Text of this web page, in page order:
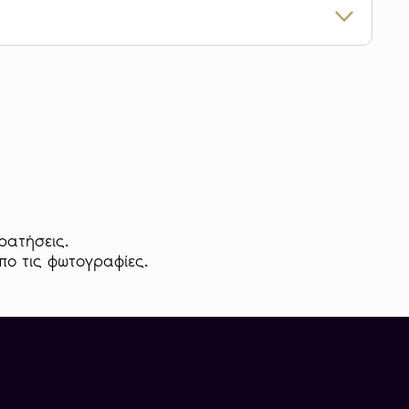
περιλαμβάνεται το εστεμμένο
FORCE», η καθαρότητα του περιεχόμενου
τις φωτογραφίες.